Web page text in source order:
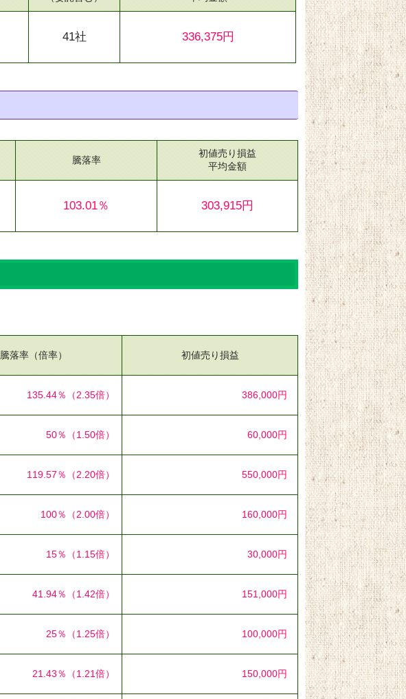
41社 336,375円
騰落率
103.01％
初値売り損益
平均金額
303,915円
騰落率（倍率） 初値売り損益
135.44％ （2.35倍） 386,000円
50％ （1.50倍） 60,000円
119.57％ （2.20倍） 550,000円
100％ （2.00倍） 160,000円
15％ （1.15倍） 30,000円
41.94％ （1.42倍） 151,000円
25％ （1.25倍） 100,000円
21.43％ （1.21倍） 150,000円